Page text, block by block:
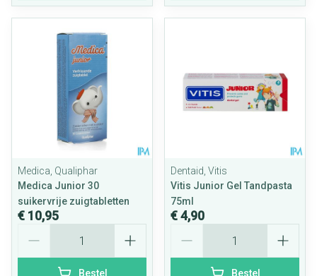
Medica, Qualiphar
Medica Junior 30
suikervrije zuigtabletten
€ 10,95
Bestel
Dentaid, Vitis
Vitis Junior Gel Tandpasta
75ml
€ 4,90
Bestel